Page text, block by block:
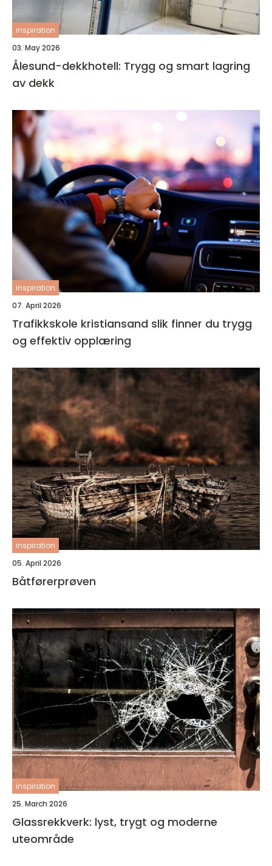
inspiration
03. May 2026
Ålesund-dekkhotell: Trygg og smart lagring
av dekk
inspiration
07. April 2026
Trafikkskole kristiansand slik finner du trygg
og effektiv opplæring
inspiration
05. April 2026
Båtførerprøven
inspiration
25. March 2026
Glassrekkverk: lyst, trygt og moderne
uteområde